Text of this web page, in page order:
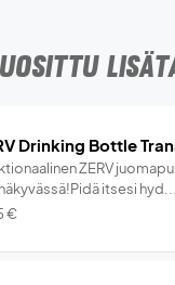
Drinking Bottle
ZERV
itsesi hyd...
€